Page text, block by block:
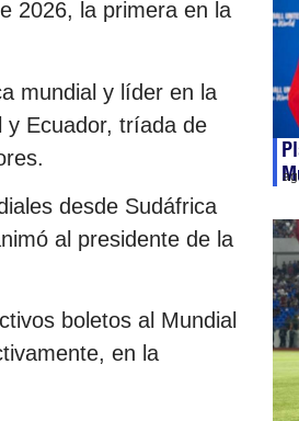
2026, la primera en la
mundial y líder en la
y Ecuador, tríada de
desde Sudáfrica
al presidente de la
boletos al Mundial
en la